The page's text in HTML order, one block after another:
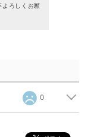
よろしくお願
0